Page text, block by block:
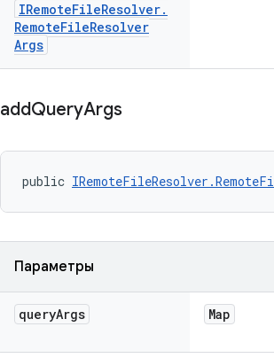
IRemoteFileResolver.
RemoteFileResolver
Args
addQueryArgs
public
Параметры
queryArgs Map